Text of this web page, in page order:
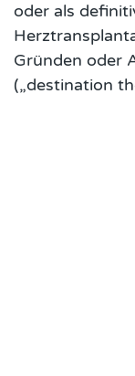
oder als
Gründen oder
(„destination